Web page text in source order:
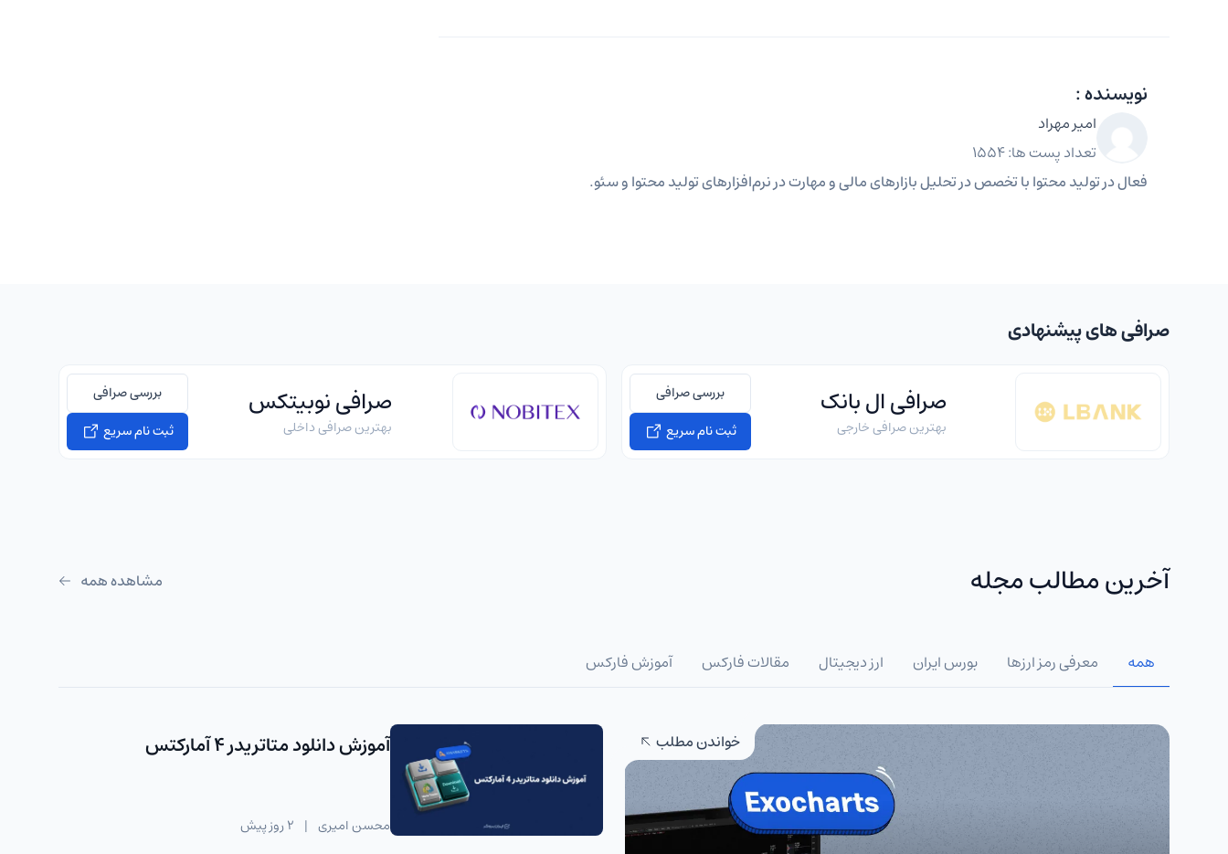
نویسنده :
امیر مهراد
تعداد پست ها: 1554
فعال در تولید محتوا با تخصص در تحلیل بازارهای مالی و مهارت در نرم‌افزارهای تولید محتوا و سئو.
صرافی های پیشنهادی
صرافی ال بانک
بهترین صرافی خارجی
بررسی صرافی
ثبت نام سریع
صرافی نوبیتکس
بهترین صرافی داخلی
بررسی صرافی
ثبت نام سریع
آخرین مطالب مجله مشاهده همه
همه معرفی رمز ارزها بورس ایران ارز دیجیتال مقالات فارکس آموزش فارکس
خواندن مطلب آموزش دانلود متاتریدر 4 آمارکتس
محسن امیری | 2 روز پیش